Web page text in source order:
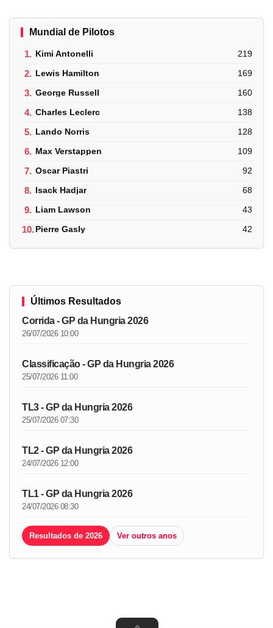
Mundial de Pilotos
1. Kimi Antonelli 219
2. Lewis Hamilton 169
3. George Russell 160
4. Charles Leclerc 138
5. Lando Norris 128
6. Max Verstappen 109
7. Oscar Piastri 92
8. Isack Hadjar 68
9. Liam Lawson 43
10.Pierre Gasly 42
Últimos Resultados
Corrida - GP da Hungria 2026
26/07/2026 10:00
Classificação - GP da Hungria 2026
25/07/2026 11:00
TL3 - GP da Hungria 2026
25/07/2026 07:30
TL2 - GP da Hungria 2026
24/07/2026 12:00
TL1 - GP da Hungria 2026
24/07/2026 08:30
Resultados de 2026 Ver outros anos